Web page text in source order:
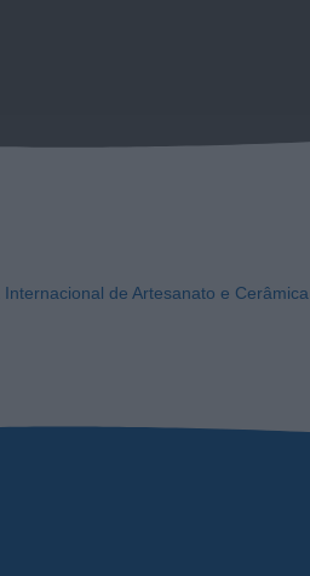
de Artesanato e Cerâmica